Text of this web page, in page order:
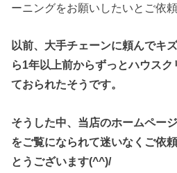
ーニングをお願いしたいとご依
以前、大手チェーンに頼んでキ
ら1年以上前からずっとハウス
ておられたそうです。
そうした中、当店のホームペー
をご覧になられて迷いなくご依
とうございます(^^)/